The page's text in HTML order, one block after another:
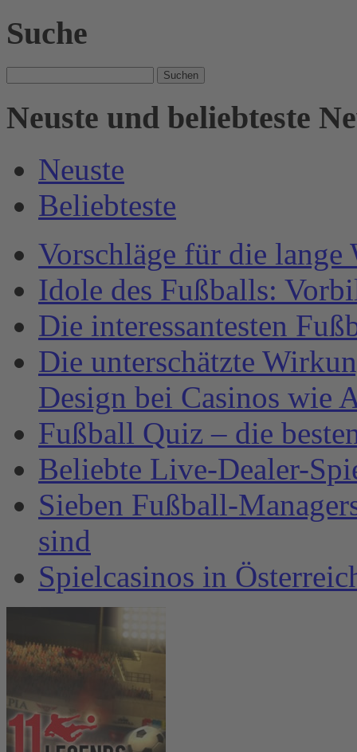
Suche
nach:
Neuste und beliebteste
Neuste
Beliebteste
Vorschläge für die lange
Idole des Fußballs:
Die interessantesten
Die unterschätzte
Design bei Casinos wie
Fußball Quiz – die
Beliebte Live-Dealer-
Sieben Fußball-
sind
Spielcasinos in